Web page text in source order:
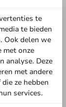
te
te bieden
Ook delen we
met onze
analyse. Deze
met andere
ze hebben
services.